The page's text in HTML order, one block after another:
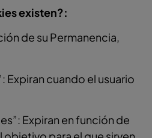
existen?:
de su Permanencia,
Expiran cuando el usuario
Expiran en función de